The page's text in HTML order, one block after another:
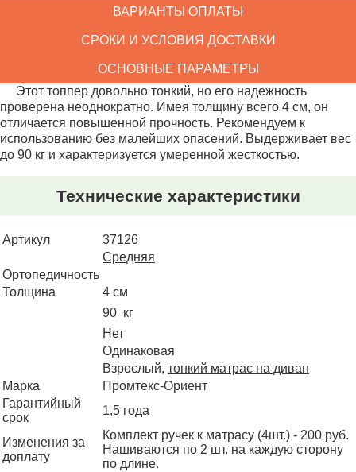
ВАРИАНТЫ ОПЛАТЫ
СРОКИ И УСЛОВИЯ ДОСТАВКИ
ОСНОВНЫЕ ПАРАМЕТРЫ
Этот топпер довольно тонкий, но его надежность
проверена неоднократно. Имея толщину всего 4 см, он
отличается повышенной прочность. Рекомендуем к
использованию без малейших опасений. Выдерживает вес
до 90 кг и характеризуется умеренной жесткостью.
Технические характеристики
Артикул
37126
Средняя
Ортопедичность
Толщина
4
90
Нет
Одинаковая
Взрослый, тонкий матрас на диван
Марка
Промтекс-Ориент
Гарантийный
срок
1,5 года
Изменения за
доплату
Комплект ручек к матрасу (4шт.) - 200 руб.
Нашиваются по 2 шт. на каждую сторону
по длине.